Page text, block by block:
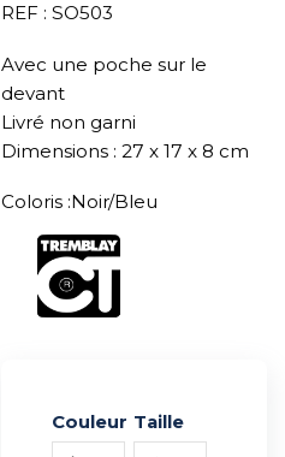
REF : SO503
Avec une poche sur le
devant
Livré non garni
Dimensions : 27 x 17 x 8 cm
Coloris :Noir/Bleu
Couleur Taille
Alternative: